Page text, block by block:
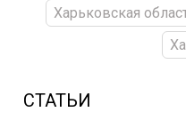
Харьковская
СТАТЬИ